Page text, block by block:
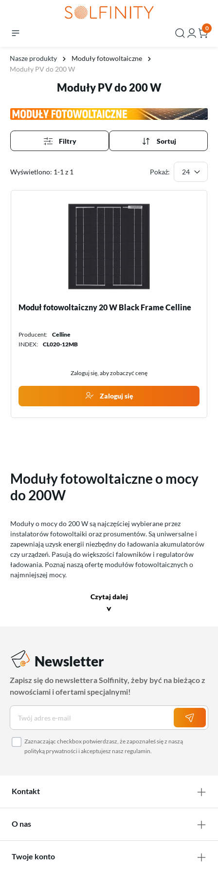
0
Nasze produkty
Moduły fotowoltaiczne
Moduły PV do 200 W
Moduły PV do 200 W
Filtry Sortuj
Wyświetlono: 1-1 z 1 Pokaż:
Moduł fotowoltaiczny 20 W Black Frame Celline
Producent:
Celline
INDEX:
CL020-12MB
Zaloguj się, aby zobaczyć cenę
Zaloguj się
Moduły fotowoltaiczne o mocy
do 200W
Moduły o mocy do 200 W są najczęściej wybierane przez
instalatorów fotowoltaiki oraz prosumentów. Są uniwersalne i
zapewniają uzysk energii niezbędny do ładowania akumulatorów
czy urządzeń. Pasują do większości falowników i regulatorów
ładowania. Poznaj naszą ofertę modułów fotowoltaicznych o
najmniejszej mocy.
Czytaj dalej
>
Newsletter
Zapisz się do newslettera Solfinity, żeby być na bieżąco z
nowościami i ofertami specjalnymi!
Zaznaczając checkbox potwierdzasz, że zapoznałeś się z naszą
polityką prywatności i akceptujesz nasz regulamin.
Kontakt
O nas
Twoje konto